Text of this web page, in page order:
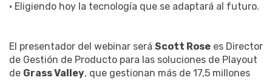
• Eligiendo hoy la tecnología que se adaptará al futuro.
El presentador del webinar será Scott Rose es Director
de Gestión de Producto para las soluciones de Playout
de Grass Valley, que gestionan más de 17,5 millones